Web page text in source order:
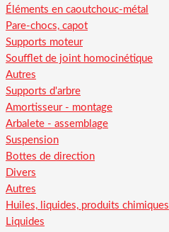
Éléments en caoutchouc-métal
Pare-chocs, capot
Supports moteur
Soufflet de joint homocinétique
Autres
Supports d'arbre
Amortisseur - montage
Arbalete - assemblage
Suspension
Bottes de direction
Divers
Autres
Huiles, liquides, produits chimiques
Liquides